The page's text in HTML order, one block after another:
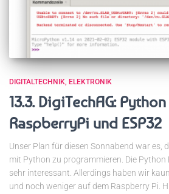
DIGITALTECHNIK ELEKTRONIK
13.3. DigiTechAG:
RaspberryPi und ESP32
Unser Plan für diesen Sonnabend war es,
mit Python zu programmieren. Die
sehr interessant. Allerdings haben wir
und noch weniger auf dem Raspberry Pi.